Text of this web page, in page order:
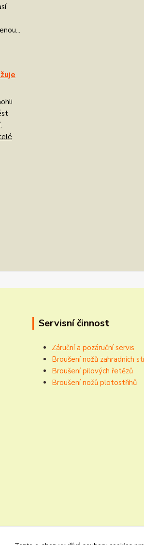
Servisní činnost
Záruční a pozáruční servis
Broušení nožů zahradních
Broušení pilových řetězů
Broušení nožů plotostřihů